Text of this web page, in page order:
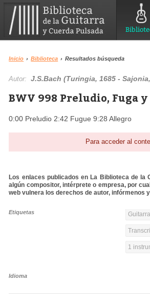
Inicio › Biblioteca › Resultados búsqueda
Autor:J.S.Bach (Turingia, 1685 -
BWV 998 Preludio, Fuga
0:00 Preludio 2:42 Fugue 9:28 Allegro
Para acceder al
Los enlaces publicados en La Biblioteca de
algún compositor, intérprete o empresa, por
web vulnera los derechos de autor, infórmenos
Etiquetas
1
Idioma